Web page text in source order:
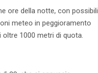
ore della notte, con possibili
meteo in peggioramento
oltre 1000 metri di quota.